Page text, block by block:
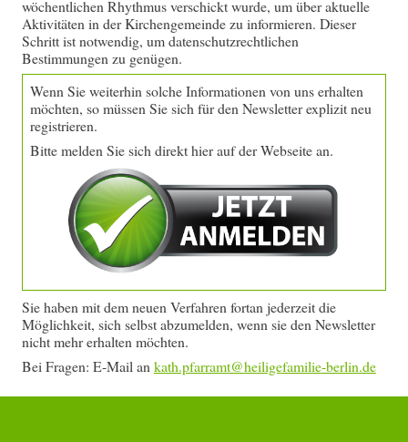
wöchentlichen Rhythmus verschickt wurde, um über aktuelle
Aktivitäten in der Kirchengemeinde zu informieren. Dieser
Schritt ist notwendig, um datenschutzrechtlichen
Bestimmungen zu genügen.
Wenn Sie weiterhin solche Informationen von uns erhalten
möchten, so müssen Sie sich für den Newsletter explizit neu
registrieren.
Bitte melden Sie sich direkt hier auf der Webseite an.
Sie haben mit dem neuen Verfahren fortan jederzeit die
Möglichkeit, sich selbst abzumelden, wenn sie den Newsletter
nicht mehr erhalten möchten.
Bei Fragen: E-Mail an